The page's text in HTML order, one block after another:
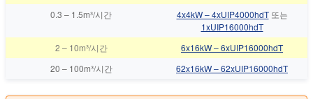
0.3 – 1.5m³/시간 4x4kW – 4xUIP4000hdT또는
1xUIP16000hdT
2 – 10m³/시간
6x16kW – 6xUIP16000hdT
20 – 100m³/시간 62x16kW – 62xUIP16000hdT